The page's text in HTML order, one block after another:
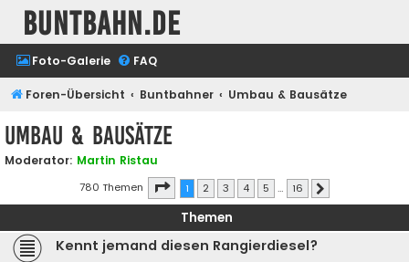
buntbahn.de
Foto-Galerie FAQ
Foren-Übersicht Buntbahner Umbau & Bausätze
Umbau & Bausätze
Moderator: Martin Ristau
780 Themen Seite von16
1 2 3 4 5 … 16
Themen
Kennt jemand diesen Rangierdiesel?